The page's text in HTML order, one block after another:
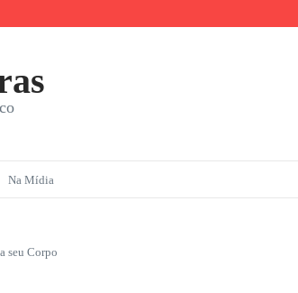
Na Mídia
seu Corpo